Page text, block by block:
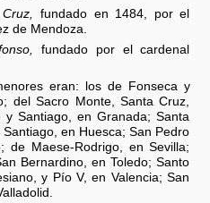
fundado en 1484, por el
de Mendoza.
fundado por el cardenal
eran: los de Fonseca y
del Sacro Monte, Santa Cruz,
y Santiago, en Granada; Santa
en Huesca; San Pedro
de Maese-Rodrigo, en Sevilla;
Bernardino, en Toledo; Santo
y Pío V, en Valencia; San